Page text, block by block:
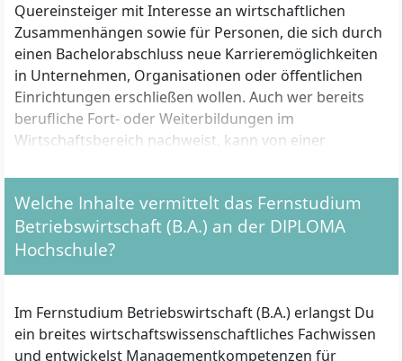
Quereinsteiger mit Interesse an wirtschaftlichen
Zusammenhängen sowie für Personen, die sich durch
einen Bachelorabschluss neue Karrieremöglichkeiten
in Unternehmen, Organisationen oder öffentlichen
Einrichtungen erschließen wollen. Auch wer bereits
berufliche Fort- oder Weiterbildungen im
Wirtschaftsbereich nachweist, kann von einer
Welche formalen Voraussetzungen musst du für
das BWL-Fernstudium erfüllen?
Du kannst das Fernstudium Betriebswirtschaft (B.A.)
aufnehmen, wenn du eine der folgenden
Voraussetzungen erfüllst:
Welche Inhalte vermittelt das Fernstudium
Betriebswirtschaft (B.A.) an der DIPLOMA
Hochschule?
Im Fernstudium Betriebswirtschaft (B.A.) erlangst Du
ein breites wirtschaftswissenschaftliches Fachwissen
und entwickelst Managementkompetenzen für